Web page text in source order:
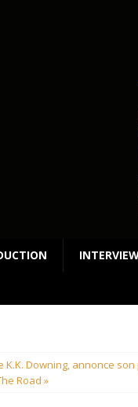
K.K. Downing, annonce
Road »